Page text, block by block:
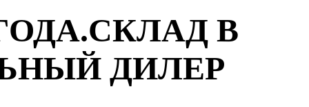
В
ДИЛЕР